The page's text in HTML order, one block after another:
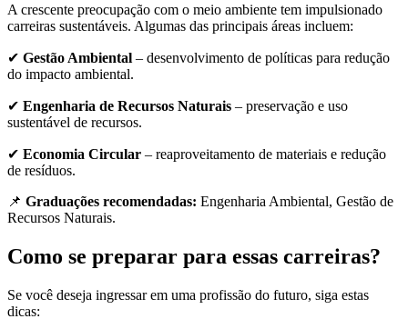
A crescente preocupação com o meio ambiente tem impulsionado
carreiras sustentáveis. Algumas das principais áreas incluem:
✔ Gestão Ambiental – desenvolvimento de políticas para redução
do impacto ambiental.
✔ Engenharia de Recursos Naturais – preservação e uso
sustentável de recursos.
✔ Economia Circular – reaproveitamento de materiais e redução
de resíduos.
📌 Graduações recomendadas: Engenharia Ambiental, Gestão de
Recursos Naturais.
Como se preparar para essas carreiras?
Se você deseja ingressar em uma profissão do futuro, siga estas
dicas: